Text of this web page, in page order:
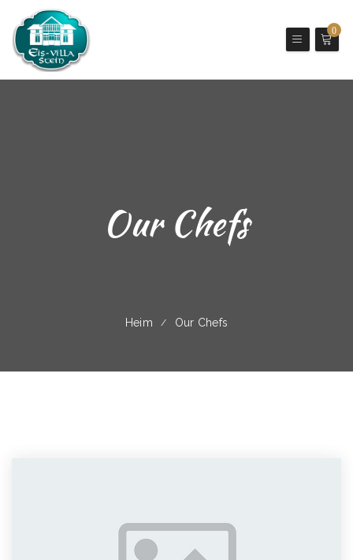
0
Our Chefs
Heim Our Chefs